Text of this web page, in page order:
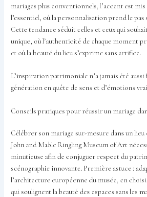
mariages plus conventionnels, l’accent est
l’essentiel, où la personnalisation prend le pas
Cette tendance séduit celles et ceux qui
unique, où l’authenticité de chaque moment
et où la beauté du lieu s’exprime sans artifice.
L’inspiration patrimoniale n’a jamais été
génération en quête de sens et d’émotions
Conseils pratiques pour réussir un mariage
Célébrer son mariage sur-mesure dans un lieu
John and Mable Ringling Museum of Art
minutieuse afin de conjuguer respect du
scénographie innovante. Première astuce :
l’architecture européenne du musée, en
qui soulignent la beauté des espaces sans les